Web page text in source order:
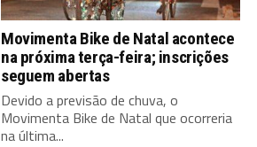
Movimenta Bike de Natal acontece
na próxima terça-feira; inscrições
seguem abertas
Devido a previsão de chuva, o
Movimenta Bike de Natal que ocorreria
na última...